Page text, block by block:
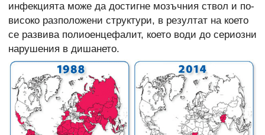
инфекцията може да достигне мозъчния ствол и по-
високо разположени структури, в резултат на което
се развива полиоенцефалит, което води до сериозни
нарушения в дишането.